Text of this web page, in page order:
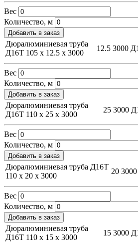
Вес
Количество, м
Добавить в заказ
Дюралюминиевая труба
Д16Т 105 х 12.5 х 3000
12.5 3000
Вес
Количество, м
Добавить в заказ
Дюралюминиевая труба
Д16Т 110 х 25 х 3000
25 3000
Вес
Количество, м
Добавить в заказ
Дюралюминиевая труба Д16Т
110 х 20 х 3000
20 3000
Вес
Количество, м
Добавить в заказ
Дюралюминиевая труба
Д16Т 110 х 15 х 3000
15 3000